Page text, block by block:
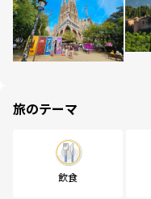
旅のテーマ
飲食